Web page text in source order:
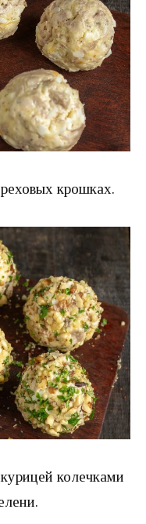
крошках.
колечками